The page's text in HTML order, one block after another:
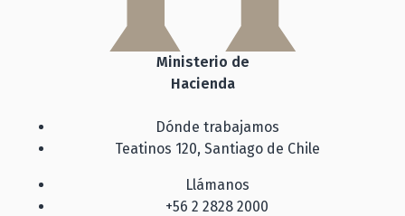
Ministerio de
Hacienda
Dónde trabajamos
Teatinos 120, Santiago de Chile
Llámanos
+56 2 2828 2000